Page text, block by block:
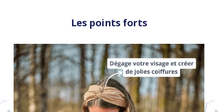
Les points forts